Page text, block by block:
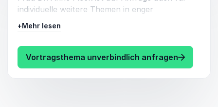
Unternehmenserfolg beitragen können.
individuelle weitere Themen in enger
Abstimmung mit dem Kunden verfügbar. Inhalte,
Schwerpunkte und Formate werden passgenau
auf Zielgruppe, Branche und Anlass
zugeschnitten – für maximale Relevanz,
Aktualität und nachhaltige Wirkung.
+Mehr lesen
Vortragsthema unverbindlich anfragen: Dr.